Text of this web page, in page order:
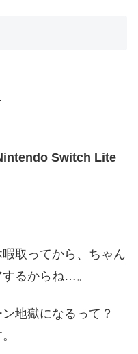
Switch Lite
取ってから、ちゃん
るからね…。
地獄になるって？